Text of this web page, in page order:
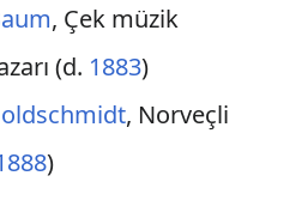
, Çek müzik
(d. 1883)
, Norveçli
)